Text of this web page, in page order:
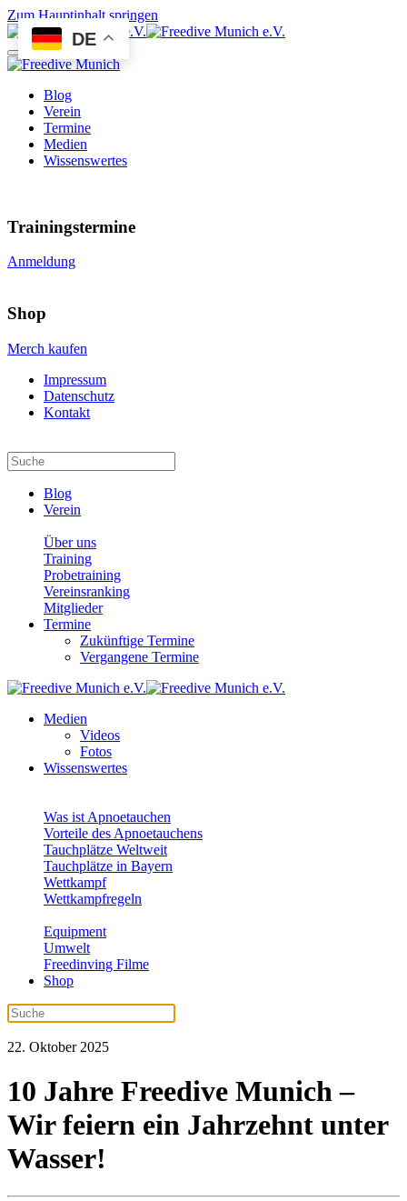
Zum Hauptinhalt springen
Blog
Verein
Termine
Medien
Wissenswertes
Trainingstermine
Anmeldung
Shop
Merch kaufen
Impressum
Datenschutz
Kontakt
Blog
Verein
Über uns
Training
Probetraining
Vereinsranking
Mitglieder
Termine
Zukünftige Termine
Vergangene Termine
Medien
Videos
Fotos
Wissenswertes
Was ist Apnoetauchen
Vorteile des Apnoetauchens
Tauchplätze Weltweit
Tauchplätze in Bayern
Wettkampf
Wettkampfregeln
Equipment
Umwelt
Freedinving Filme
Shop
22. Oktober 2025
10 Jahre Freedive Munich –
Wir feiern ein Jahrzehnt unter
Wasser!
DE